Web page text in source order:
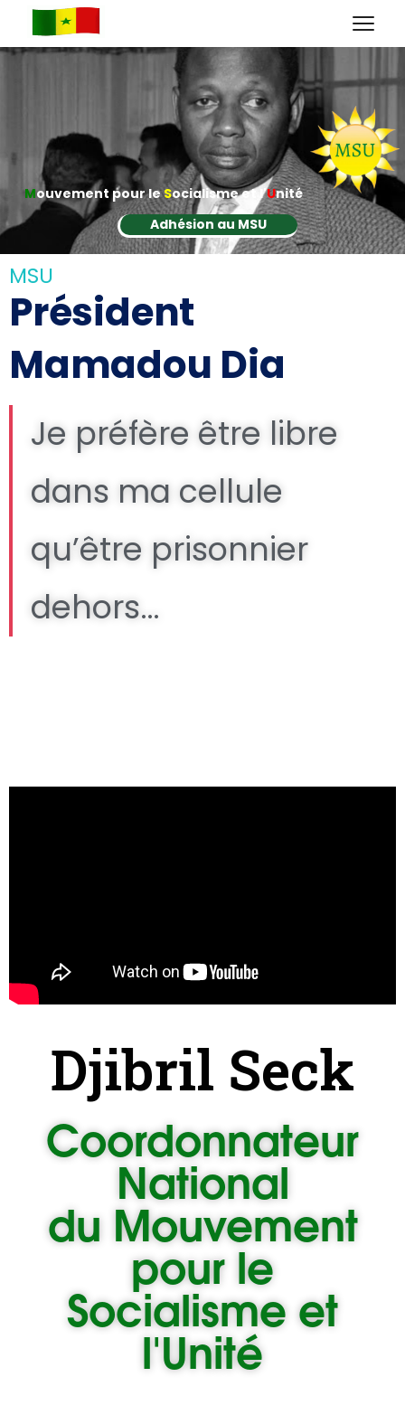
Mouvement pour leSocialisme et l'Unité
Adhésion au MSU
MSU
Président
Mamadou Dia
Je préfère être libre
dans ma cellule
qu’être prisonnier
dehors…
Djibril Seck
Coordonnateur
National
du Mouvement
pour le
Socialisme et
l'Unité